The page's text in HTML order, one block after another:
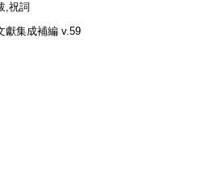
,祝詞
獻集成補編 v.59